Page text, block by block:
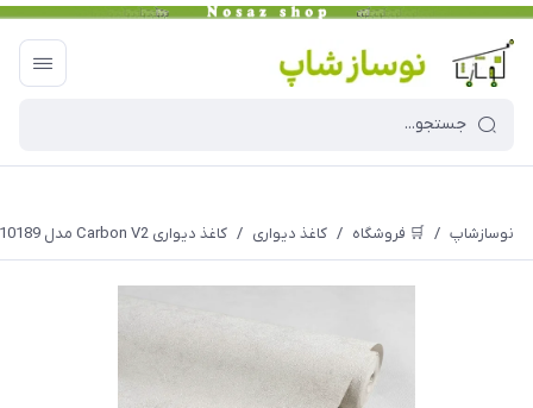
نوسازشاپ / 🛒 فروشگاه / کاغذ دیواری / کاغذ دیواری Carbon V2 مدل 10189